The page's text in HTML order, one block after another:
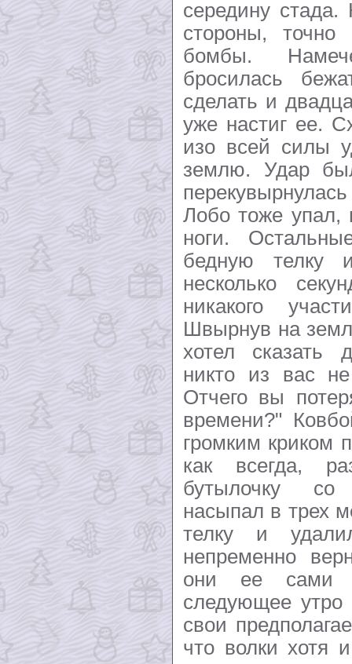
середину
стороны, точно
бомбы.
бросилась
сделать и
уже настиг ее.
изо всей силы
землю. Удар
Лобо тоже упал,
ноги.
бедную телку
несколько
никакого
Швырнув на
хотел сказать
никто из вас
Отчего вы
времени?"
громким криком
как всегда,
бутылочку со
насыпал в трех
телку и
непременно
они ее сами
следующее утро
свои
что волки хотя